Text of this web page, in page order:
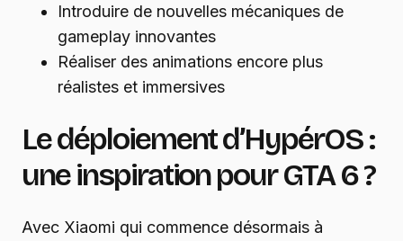
Introduire de nouvelles mécaniques de
gameplay innovantes
Réaliser des animations encore plus
réalistes et immersives
Le déploiement d’HypérOS :
une inspiration pour GTA 6 ?
Avec Xiaomi qui commence désormais à